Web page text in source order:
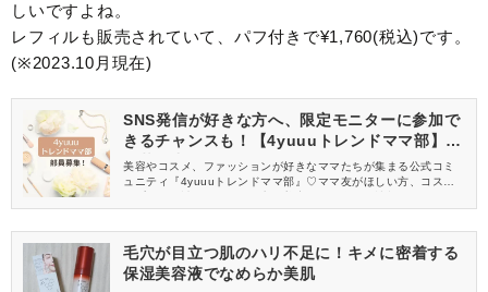
しいですよね。
レフィルも販売されていて、パフ付きで¥1,760(税込)です。
(※2023.10月現在)
SNS発信が好きな方へ、限定モニターに参加で
きるチャンスも！【4yuuuトレンドママ部】部
員募集中
美容やコスメ、ファッションが好きなママたちが集まる公式コミ
ュニティ『4yuuuトレンドママ部』♡ママ友がほしい方、コスメサ
信してくれる方を募集しています！
毛穴が目立つ肌のハリ不足に！キメに密着する
保湿美容液でなめらか美肌